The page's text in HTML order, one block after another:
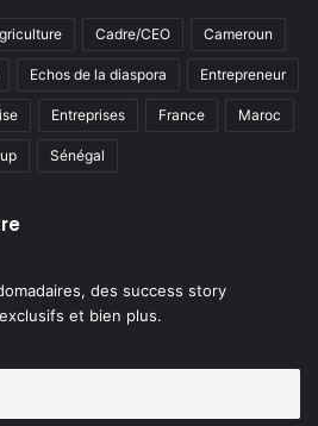
Cadre/CEO Cameroun
Echos de la diaspora Entrepreneur
Entreprises France Maroc
Sénégal
des success story
et bien plus.